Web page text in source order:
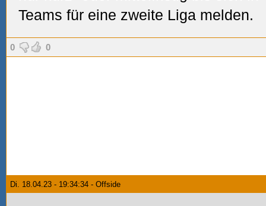
Teams für eine zweite Liga melden.
0 0
Di. 18.04.23 - 19:34:34 - Offside